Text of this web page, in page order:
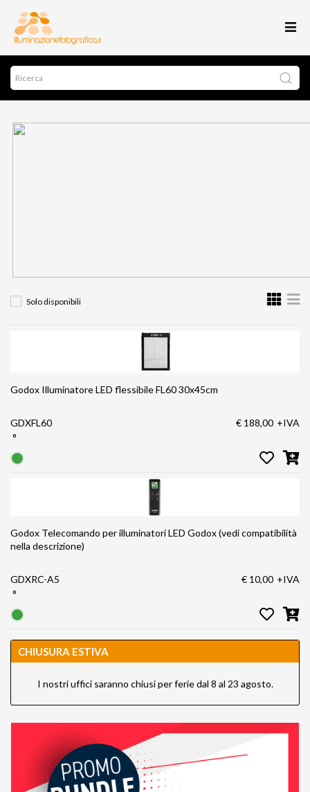
Solo disponibili
Godox Illuminatore LED flessibile FL60 30x45cm
GDXFL60
°
€ 188,00 +IVA
Godox Telecomando per illuminatori LED Godox (vedi compatibilità
nella descrizione)
GDXRC-A5
°
€ 10,00 +IVA
CHIUSURA ESTIVA
I nostri uffici saranno chiusi per ferie dal 8 al 23 agosto.